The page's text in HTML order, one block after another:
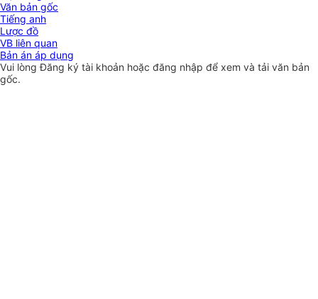
Văn bản gốc
Tiếng anh
Lược đồ
VB liên quan
Bản án áp dụng
Vui lòngĐăng ký tài khoản hoặc đăng nhập để xem và tải văn bản
gốc.